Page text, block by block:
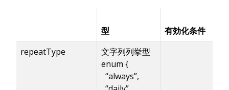
型 有効化条件
repeatType
文字列列挙型
enum {
“always”,